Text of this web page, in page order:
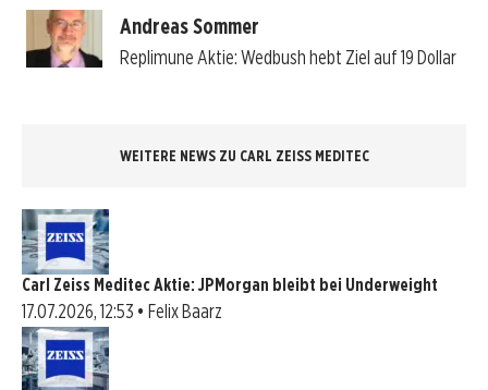
Andreas Sommer
Replimune Aktie: Wedbush hebt Ziel auf 19 Dollar
WEITERE NEWS ZU CARL ZEISS MEDITEC
Carl Zeiss Meditec Aktie: JPMorgan bleibt bei Underweight
17.07.2026, 12:53 • Felix Baarz